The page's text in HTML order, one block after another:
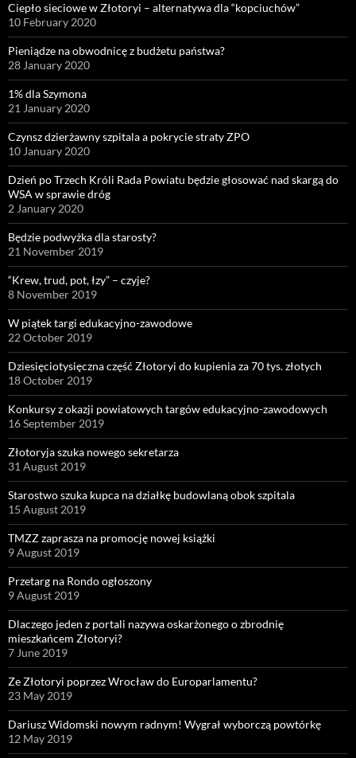
Ciepło sieciowe w Złotoryi – alternatywa dla “kopciuchów”
10 February 2020
Pieniądze na obwodnicę z budżetu państwa?
28 January 2020
1% dla Szymona
21 January 2020
Czynsz dzierżawny szpitala a pokrycie straty ZPO
10 January 2020
Dzień po Trzech Króli Rada Powiatu będzie głosować nad skargą do
WSA w sprawie dróg
2 January 2020
Będzie podwyżka dla starosty?
21 November 2019
“Krew, trud, pot, łzy” – czyje?
8 November 2019
W piątek targi edukacyjno-zawodowe
22 October 2019
Dziesięciotysięczna część Złotoryi do kupienia za 70 tys. złotych
18 October 2019
Konkursy z okazji powiatowych targów edukacyjno-zawodowych
16 September 2019
Złotoryja szuka nowego sekretarza
31 August 2019
Starostwo szuka kupca na działkę budowlaną obok szpitala
15 August 2019
TMZZ zaprasza na promocję nowej książki
9 August 2019
Przetarg na Rondo ogłoszony
9 August 2019
Dlaczego jeden z portali nazywa oskarżonego o zbrodnię
mieszkańcem Złotoryi?
7 June 2019
Ze Złotoryi poprzez Wrocław do Europarlamentu?
23 May 2019
Dariusz Widomski nowym radnym! Wygrał wyborczą powtórkę
12 May 2019